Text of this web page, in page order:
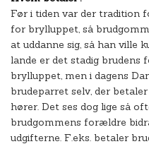
Før i tiden var der tradition
for brylluppet, så
at uddanne sig, så han ville
lande er det stadig
brylluppet, men i dagens
brudeparret selv, der
hører. Det ses dog lige så
brudgommens forældre
udgifterne. F.eks. betaler